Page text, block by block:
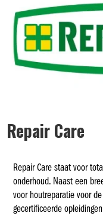
Repair Care
Repair Care staat voor
onderhoud. Naast een
voor houtreparatie voor
gecertificeerde